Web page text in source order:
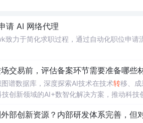
请 AI 网络代理
致力于简化求职过程，通过自动化职位申
交易前，评估备案环节需要准备哪些
谱数据库，深度探索AI技术在技术转移、成
创新领域的AI+数智化解决方案，推动科技
部创新资源？内部研发体系完善，